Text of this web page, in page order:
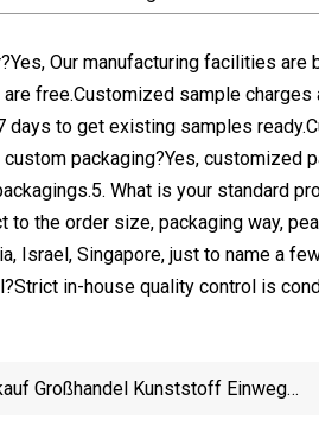
Our manufacturing facilities
free.Customized sample
days to get existing samples
packaging?Yes, customized
What is your standard
to the order size, packaging way,
Israel, Singapore, just to name a
in-house quality control is
Großhandel Kunststoff Einweg